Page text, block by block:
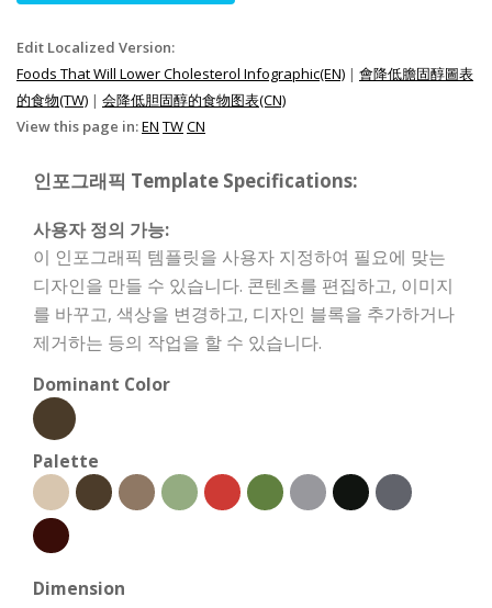
Edit Localized Version:
Foods That Will Lower Cholesterol Infographic(EN) | 會降低膽固醇圖表
的食物(TW) | 会降低胆固醇的食物图表(CN)
View this page in:EN TWCN
인포그래픽 Template Specifications:
사용자 정의 가능:
이 인포그래픽 템플릿을 사용자 지정하여 필요에 맞는
디자인을 만들 수 있습니다. 콘텐츠를 편집하고, 이미지
를 바꾸고, 색상을 변경하고, 디자인 블록을 추가하거나
제거하는 등의 작업을 할 수 있습니다.
Dominant Color
Palette
Dimension